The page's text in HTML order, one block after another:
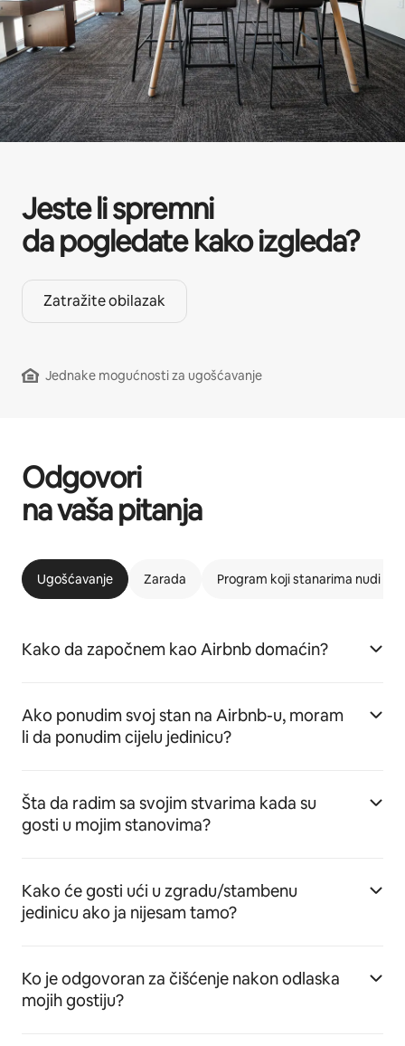
Jeste li spremni
da pogledate kako izgleda?
Zatražite obilazak
Jednake mogućnosti za ugošćavanje
Odgovori
na vaša pitanja
Ugošćavanje Zarada Program koji stanarima nudi
Kako da započnem kao Airbnb domaćin?
Ako ponudim svoj stan na Airbnb-u, moram
li da ponudim cijelu jedinicu?
Šta da radim sa svojim stvarima kada su
gosti u mojim stanovima?
Kako će gosti ući u zgradu/stambenu
jedinicu ako ja nijesam tamo?
Ko je odgovoran za čišćenje nakon odlaska
mojih gostiju?